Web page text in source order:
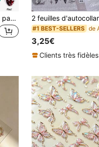
14 pièces/set Ensemble de papier métallique esthétique Y2K avec motif d'étoiles. Décoration d'ongles 3D avec autocollants adhésifs et stickers à glisser. Fournitures pour ongles DIY
4
#1 BEST-SELLERS
3,25€
Clients très fidèles